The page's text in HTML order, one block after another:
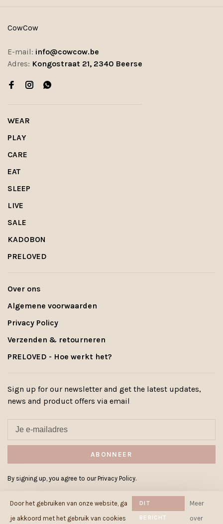
CowCow
E-mail: info@cowcow.be
Adres: Kongostraat 21, 2340 Beerse
WEAR
PLAY
CARE
EAT
SLEEP
LIVE
SALE
KADOBON
PRELOVED
Over ons
Algemene voorwaarden
Privacy Policy
Verzenden & retourneren
PRELOVED - Hoe werkt het?
Sign up for our newsletter and get the latest updates,
news and product offers via email
ABONNEER
By signing up, you agree to our Privacy Policy.
Door het gebruiken van onze website, ga
je akkoord met het gebruik van cookies
DIT
BERICHT
Meer
over